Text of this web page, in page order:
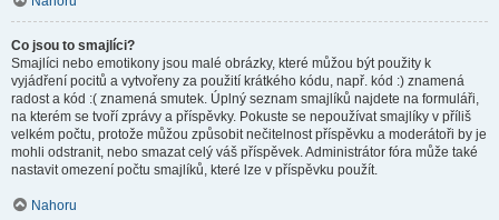
Co jsou to smajlíci?
Smajlíci nebo emotikony jsou malé obrázky, které můžou být použity k
vyjádření pocitů a vytvořeny za použití krátkého kódu, např. kód :) znamená
radost a kód :( znamená smutek. Úplný seznam smajlíků najdete na formuláři,
na kterém se tvoří zprávy a příspěvky. Pokuste se nepoužívat smajlíky v příliš
velkém počtu, protože můžou způsobit nečitelnost příspěvku a moderátoři by je
mohli odstranit, nebo smazat celý váš příspěvek. Administrátor fóra může také
nastavit omezení počtu smajlíků, které lze v příspěvku použít.
Nahoru